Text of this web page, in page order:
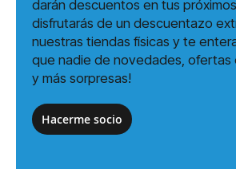
darán descuentos en tus
disfrutarás de un descuentazo
nuestras tiendas físicas y te
que nadie de novedades, ofertas
y más sorpresas!
Hacerme socio